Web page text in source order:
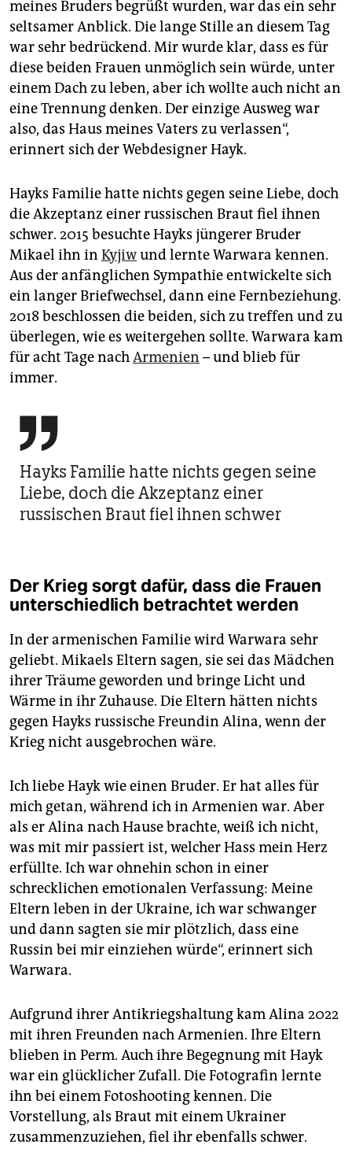
meines Bruders begrüßt wurden, war das ein sehr
seltsamer Anblick. Die lange Stille an diesem Tag
war sehr bedrückend. Mir wurde klar, dass es für
diese beiden Frauen unmöglich sein würde, unter
einem Dach zu leben, aber ich wollte auch nicht an
eine Trennung denken. Der einzige Ausweg war
also, das Haus meines Vaters zu verlassen“,
erinnert sich der Webdesigner Hayk.
Hayks Familie hatte nichts gegen seine Liebe, doch
die Akzeptanz einer russischen Braut fiel ihnen
schwer. 2015 besuchte Hayks jüngerer Bruder
Mikael ihn in Kyjiwund lernte Warwara kennen.
Aus der anfänglichen Sympathie entwickelte sich
ein langer Briefwechsel, dann eine Fernbeziehung.
2018 beschlossen die beiden, sich zu treffen und zu
überlegen, wie es weitergehen sollte. Warwara kam
für acht Tage nachArmenien – und blieb für
immer.

Hayks Familie hatte nichts gegen seine
Liebe, doch die Akzeptanz einer
russischen Braut fiel ihnen schwer
Der Krieg sorgt dafür, dass die Frauen
unterschiedlich betrachtet werden
In der armenischen Familie wird Warwara sehr
geliebt. Mikaels Eltern sagen, sie sei das Mädchen
ihrer Träume geworden und bringe Licht und
Wärme in ihr Zuhause. Die Eltern hätten nichts
gegen Hayks russische Freundin Alina, wenn der
Krieg nicht ausgebrochen wäre.
Ich liebe Hayk wie einen Bruder. Er hat alles für
mich getan, während ich in Armenien war. Aber
als er Alina nach Hause brachte, weiß ich nicht,
was mit mir passiert ist, welcher Hass mein Herz
erfüllte. Ich war ohnehin schon in einer
schrecklichen emotionalen Verfassung: Meine
Eltern leben in der Ukraine, ich war schwanger
und dann sagten sie mir plötzlich, dass eine
Russin bei mir einziehen würde“, erinnert sich
Warwara.
Aufgrund ihrer Antikriegshaltung kam Alina 2022
mit ihren Freunden nach Armenien. Ihre Eltern
blieben in Perm. Auch ihre Begegnung mit Hayk
war ein glücklicher Zufall. Die Fotografin lernte
ihn bei einem Fotoshooting kennen. Die
Vorstellung, als Braut mit einem Ukrainer
zusammenzuziehen, fiel ihr ebenfalls schwer.